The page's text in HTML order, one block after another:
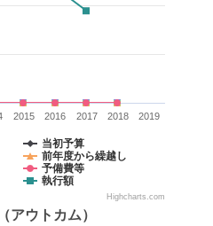
当初予算
前年度から繰越し
予備費等
執行額
2015 2016 2017 2018 2019
Highcharts.com
（アウトカム）